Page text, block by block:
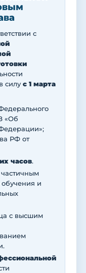
с
силус 1 марта
«Об
РФ от
часов.
частичным
и
с высшим